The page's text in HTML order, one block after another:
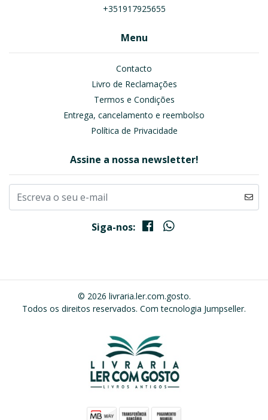
+351917925655
Menu
Contacto
Livro de Reclamações
Termos e Condições
Entrega, cancelamento e reembolso
Política de Privacidade
Assine a nossa newsletter!
Siga-nos:
© 2026 livraria.ler.com.gosto.
Todos os direitos reservados. Com tecnologia Jumpseller.